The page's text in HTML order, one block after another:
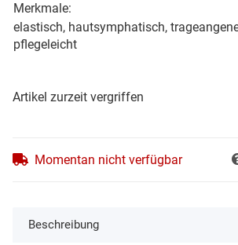
Merkmale:
elastisch, hautsymphatisch,
pflegeleicht
Artikel zurzeit vergriffen
Momentan nicht verfügbar
Beschreibung